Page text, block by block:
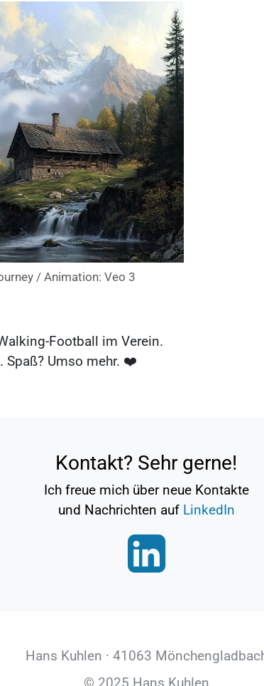
/ Animation: Veo 3
Football im Verein.
Spaß? Umso mehr. ❤️
Kontakt? Sehr gerne!
Ich freue mich über neue Kontakte
und Nachrichten auf LinkedIn
Hans Kuhlen · 41063